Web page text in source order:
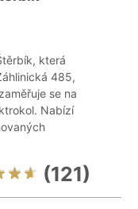
která
485,
se na
Nabízí
(121)